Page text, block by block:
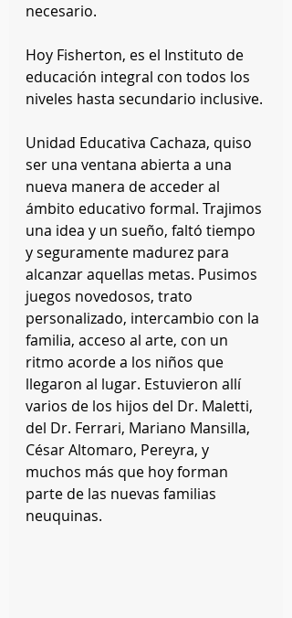
necesario.
Hoy Fisherton, es el Instituto de
educación integral con todos los
niveles hasta secundario inclusive.
Unidad Educativa Cachaza, quiso
ser una ventana abierta a una
nueva manera de acceder al
ámbito educativo formal. Trajimos
una idea y un sueño, faltó tiempo
y seguramente madurez para
alcanzar aquellas metas. Pusimos
juegos novedosos, trato
personalizado, intercambio con la
familia, acceso al arte, con un
ritmo acorde a los niños que
llegaron al lugar. Estuvieron allí
varios de los hijos del Dr. Maletti,
del Dr. Ferrari, Mariano Mansilla,
César Altomaro, Pereyra, y
muchos más que hoy forman
parte de las nuevas familias
neuquinas.